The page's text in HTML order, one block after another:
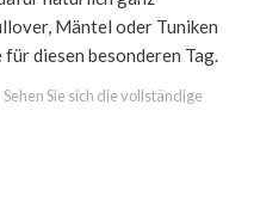
Mäntel oder Tuniken
diesen besonderen Tag.
Sehen Sie sich die vollständige